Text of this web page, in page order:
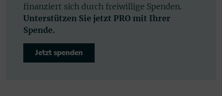
finanziert sich durch freiwillige Spenden.
Unterstützen Sie jetzt PRO mit Ihrer
Spende.
Jetzt spenden